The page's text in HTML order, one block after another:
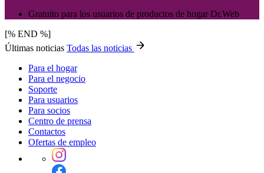
Gratuito para los usuarios de productos de hogar Dr.Web
[% END %]
Últimas noticias Todas las noticias
Para el hogar
Para el negocio
Soporte
Para usuarios
Para socios
Centro de prensa
Contactos
Ofertas de empleo